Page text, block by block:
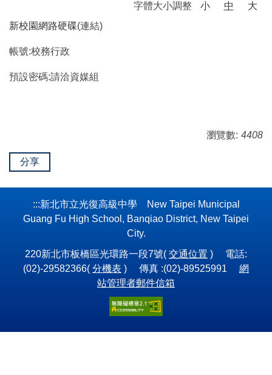
字體大小調整 小 中
大
新校園網路硬碟(連結)
帳號:校務行政
預設密碼:請洽資媒組
瀏覽數: 4408
分享
:::新北市立光復高級中學 New Taipei Municipal
Guang Fu High School, Banqiao District, New Taipei
City.
220新北市板橋區光環路一段7號( 交通位置 ) 電話:
(02)-29582366( 分機表 ) 傳真 :(02)-89525991 網
站管理者郵件信箱